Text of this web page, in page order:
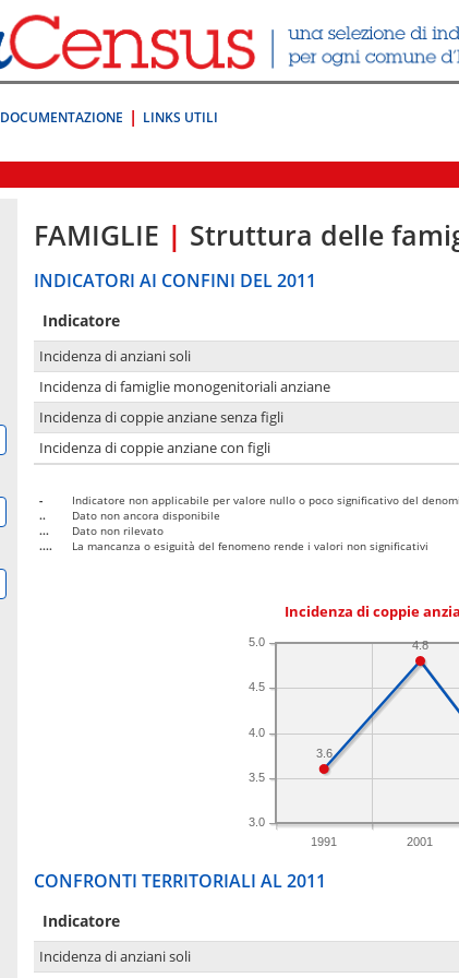
DOCUMENTAZIONE LINKS UTILI
FAMIGLIE | Struttura delle
INDICATORI AI CONFINI DEL 2011
Indicatore
Incidenza di anziani soli
Incidenza di famiglie monogenitoriali anziane
Incidenza di coppie anziane senza figli
Incidenza di coppie anziane con figli
-
Indicatore non applicabile per valore nullo o poco significativo del
..
Dato non ancora disponibile
...
Dato non rilevato
....
La mancanza o esiguità del fenomeno rende i valori non significativi
Incidenza di coppie
1991 2001
3.0
3.5
4.0
4.5
5.0 4.8
3.6
CONFRONTI TERRITORIALI AL 2011
Indicatore
Incidenza di anziani soli